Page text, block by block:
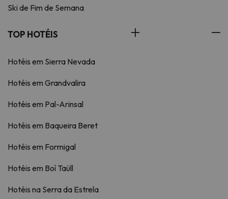
Ski de Fim de Semana
TOP HOTÉIS
Hotéis em Sierra Nevada
Hotéis em Grandvalira
Hotéis em Pal-Arinsal
Hotéis em Baqueira Beret
Hotéis em Formigal
Hotéis em Boí Taüll
Hotéis na Serra da Estrela